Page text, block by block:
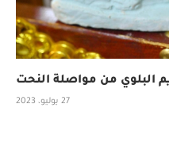
البلوي من مواصلة النحت
27 يوليو، 2023